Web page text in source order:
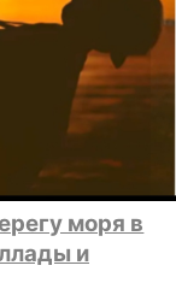
моря в
и